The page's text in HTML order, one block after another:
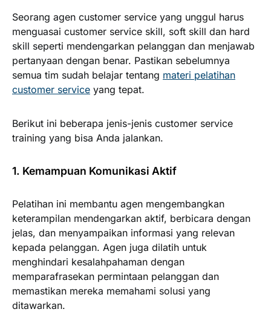
Seorang agen customer service yang unggul harus
menguasai customer service skill, soft skill dan hard
skill seperti mendengarkan pelanggan dan menjawab
pertanyaan dengan benar. Pastikan sebelumnya
semua tim sudah belajar tentang materi pelatihan
customer service yang tepat.
Berikut ini beberapa jenis-jenis customer service
training yang bisa Anda jalankan.
1. Kemampuan Komunikasi Aktif
Pelatihan ini membantu agen mengembangkan
keterampilan mendengarkan aktif, berbicara dengan
jelas, dan menyampaikan informasi yang relevan
kepada pelanggan. Agen juga dilatih untuk
menghindari kesalahpahaman dengan
memparafrasekan permintaan pelanggan dan
memastikan mereka memahami solusi yang
ditawarkan.